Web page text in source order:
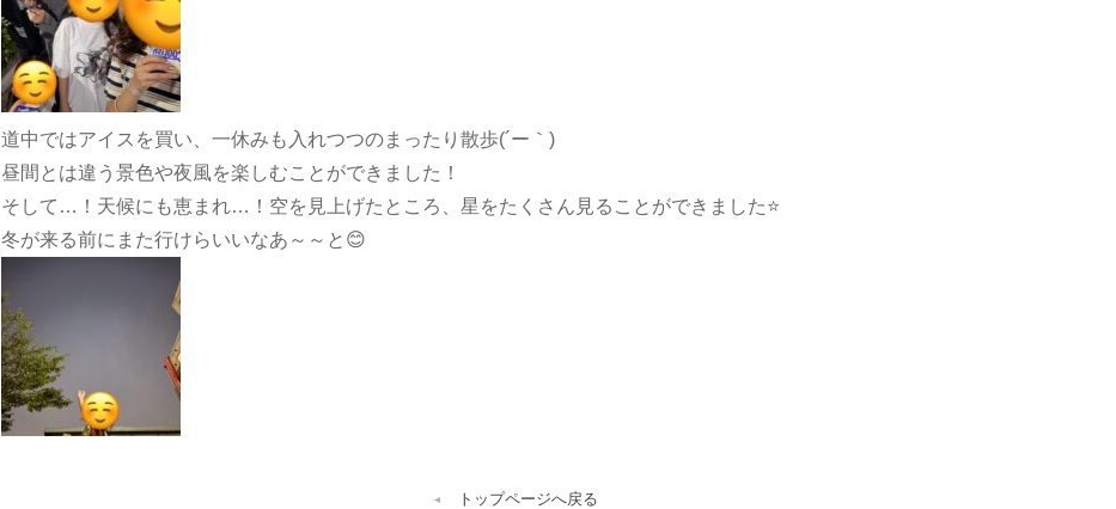
道中ではアイスを買い、一休みも入れつつのまったり散歩(´ー｀)
昼間とは違う景色や夜風を楽しむことができました！
そして…！天候にも恵まれ…！空を見上げたところ、星をたくさん見ることができました⭐
冬が来る前にまた行けらいいなあ～～と😊
トップページへ戻る